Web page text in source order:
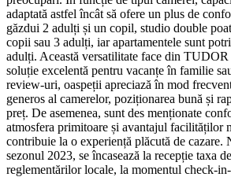
adaptată astfel încât să ofere un plus de
găzdui 2 adulți și un copil, studio double
copii sau 3 adulți, iar apartamentele sunt
adulți. Această versatilitate face din
soluție excelentă pentru vacanțe în familie
review-uri, oaspeții apreciază în mod
generos al camerelor, poziționarea bună și
preț. De asemenea, sunt des menționate
atmosfera primitoare și avantajul facilităților
contribuie la o experiență plăcută de cazare.
sezonul 2023, se încasează la recepție taxa
reglementărilor locale, la momentul check-